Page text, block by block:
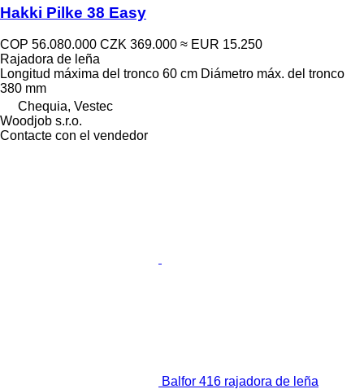
Hakki Pilke 38 Easy
COP 56.080.000 CZK 369.000 ≈ EUR 15.250
Rajadora de leña
Longitud máxima del tronco 60 cm Diámetro máx. del tronco
380 mm
Chequia, Vestec
Woodjob s.r.o.
Contacte con el vendedor
Balfor 416 rajadora de leña